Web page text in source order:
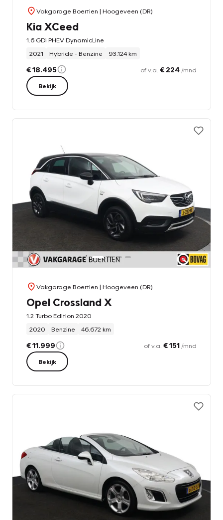
Vakgarage Boertien | Hoogeveen (DR)
Kia XCeed
1.6 GDi PHEV DynamicLine
2021
Hybride - Benzine 93.124 km
€ 18.495 of v.a. € 224 /mnd
Bekijk
Vakgarage Boertien | Hoogeveen (DR)
Opel Crossland X
1.2 Turbo Edition 2020
2020
Benzine 46.672 km
€ 11.999 of v.a. € 151 /mnd
Bekijk